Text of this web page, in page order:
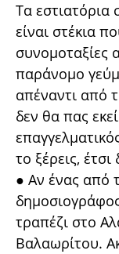
Τα
είναι στέκια
συνομοταξίες
παράνομο
απέναντι από
δεν θα πας
το ξέρεις, έτσι
● Αν ένας από
τραπέζι στο
Βαλαωρίτου.